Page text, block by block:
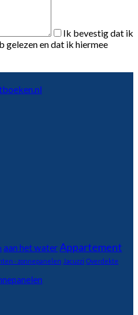
Ik bevestig dat ik
gelezen en dat ik hiermee
aan het waterAppartement
- zonnepanelen Jacuzzi Overdekte